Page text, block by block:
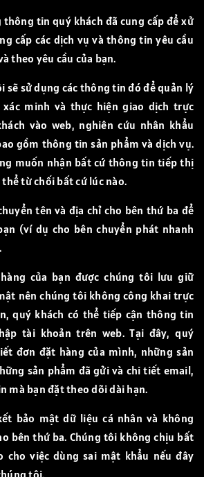
thông tin quý khách đã cung cấp để xử
cấp các dịch vụ và thông tin yêu cầu
theo yêu cầu của bạn.
sẽ sử dụng các thông tin đó để quản lý
xác minh và thực hiện giao dịch trực
vào web, nghiên cứu nhân khẩu
gồm thông tin sản phẩm và dịch vụ.
muốn nhận bất cứ thông tin tiếp thị
từ chối bất cứ lúc nào.
tên và địa chỉ cho bên thứ ba để
(ví dụ cho bên chuyển phát nhanh
của bạn được chúng tôi lưu giữ
nên chúng tôi không công khai trực
quý khách có thể tiếp cận thông tin
tài khoản trên web. Tại đây, quý
đơn đặt hàng của mình, những sản
sản phẩm đã gửi và chi tiết email,
mà bạn đặt theo dõi dài hạn.
bảo mật dữ liệu cá nhân và không
bên thứ ba. Chúng tôi không chịu bất
cho việc dùng sai mật khẩu nếu đây